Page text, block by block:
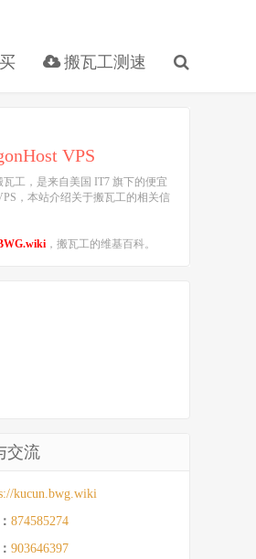
搬瓦工测速
VPS
瓦工，是来自美国 IT7 旗下的便宜
，本站介绍关于搬瓦工的相关信
，搬瓦工的维基百科。
交流
kucun.bwg.wiki
874585274
903646397